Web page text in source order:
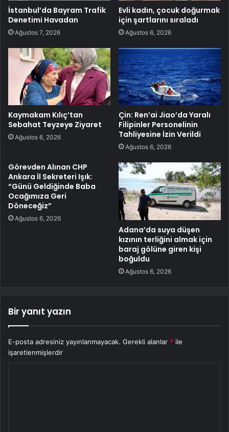
İstanbul’da Bayram Trafik
Denetimi Havadan
Ağustos 7, 2026
Evli kadın, çocuk doğurmak
için şartlarını sıraladı
Ağustos 6, 2026
Kaymakam Kılıç’tan
Sebahat Teyzeye Ziyaret
Ağustos 6, 2026
Çin: Ren’ai Jiao’da Yaralı
Filipinler Personelinin
Tahliyesine İzin Verildi
Ağustos 6, 2026
Görevden Alınan CHP
Ankara İl Sekreteri Işık:
“Günü Geldiğinde Baba
Ocağımıza Geri
Döneceğiz”
Ağustos 6, 2026
Adana’da suya düşen
kızının terliğini almak için
baraj gölüne giren kişi
boğuldu
Ağustos 6, 2026
Bir yanıt yazın
E-posta adresiniz yayınlanmayacak. Gerekli alanlar * ile
işaretlenmişlerdir